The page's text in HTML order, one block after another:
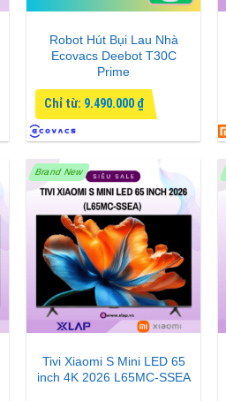
Robot Hút Bụi Lau Nhà
Ecovacs Deebot T30C
Prime
Chỉ từ: 9.490.000 ₫
Brand New
Tivi Xiaomi S Mini LED 65
inch 4K 2026 L65MC-SSEA